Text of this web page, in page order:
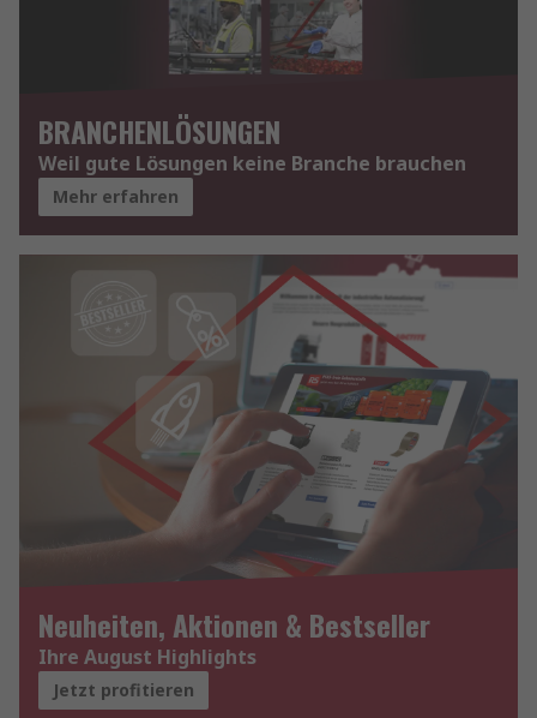
BRANCHENLÖSUNGEN
Weil gute Lösungen keine Branche brauchen
Mehr erfahren
Neuheiten, Aktionen & Bestseller
Ihre August Highlights
Jetzt profitieren